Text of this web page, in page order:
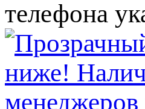
телефона